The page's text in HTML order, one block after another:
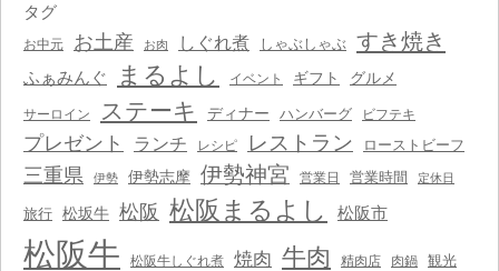
タグ
お中元 お土産 お肉 しぐれ煮 しゃぶしゃぶ すき焼き
ふぁみんぐ まるよし イベント ギフト グルメ
サーロイン ステーキ ディナー ハンバーグ ビフテキ
プレゼント ランチ レシピ レストラン ローストビーフ
三重県 伊勢 伊勢志摩 伊勢神宮 営業日 営業時間 定休日
旅行 松坂牛 松阪 松阪まるよし 松阪市
松阪牛 松阪牛しぐれ煮 焼肉 牛肉 精肉店 肉鍋 観光